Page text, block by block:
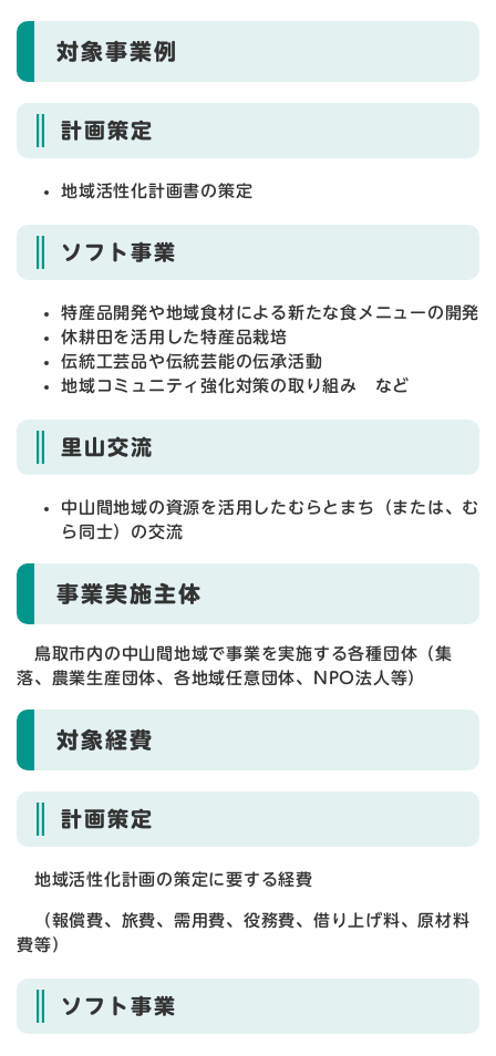
対象事業例
計画策定
地域活性化計画書の策定
ソフト事業
特産品開発や地域食材による新たな食メニューの開発
休耕田を活用した特産品栽培
伝統工芸品や伝統芸能の伝承活動
地域コミュニティ強化対策の取り組み など
里山交流
中山間地域の資源を活用したむらとまち（または、む
ら同士）の交流
事業実施主体
鳥取市内の中山間地域で事業を実施する各種団体（集
落、農業生産団体、各地域任意団体、NPO法人等）
対象経費
計画策定
地域活性化計画の策定に要する経費
（報償費、旅費、需用費、役務費、借り上げ料、原材料
費等）
ソフト事業